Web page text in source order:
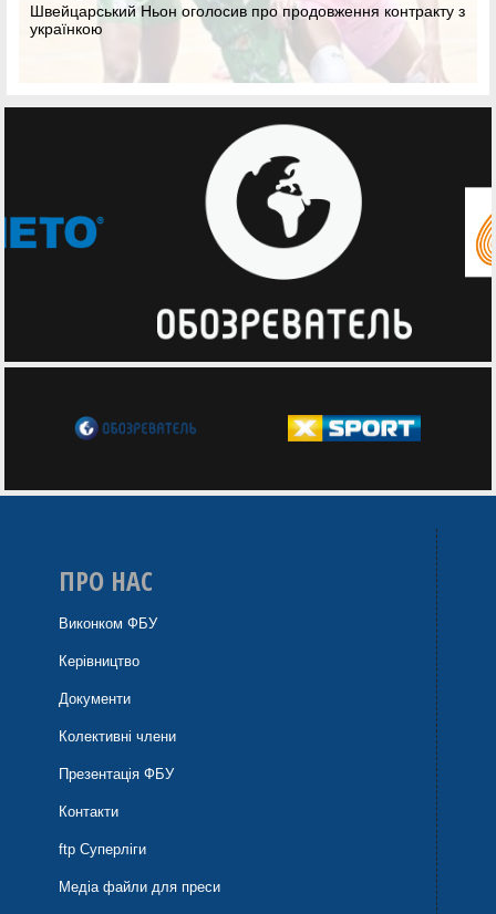
Швейцарський Ньон оголосив про продовження контракту з
українкою
ПРО НАС
Виконком ФБУ
Керівництво
Документи
Колективні члени
Презентація ФБУ
Контакти
ftp Суперліги
Медіа файли для преси